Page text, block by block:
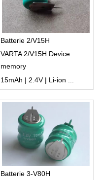
Batterie 2/V15H
VARTA 2/V15H Device
memory
15mAh | 2.4V | Li-ion ...
Batterie 3-V80H